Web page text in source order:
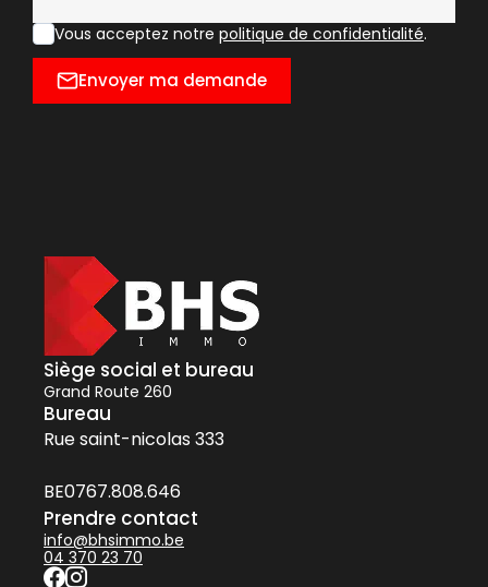
Vous acceptez notre politique de confidentialité.
Envoyer ma demande
Siège social et bureau
Grand Route 260
Bureau
Rue saint-nicolas 333
BE0767.808.646
Prendre contact
info@bhsimmo.be
04 370 23 70